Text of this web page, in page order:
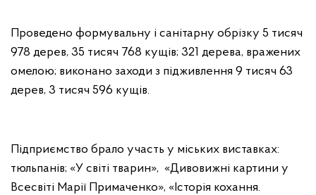
Проведено формувальну і санітарну обрізку 5 тисяч
978 дерев, 35 тисяч 768 кущів; 321 дерева, вражених
омелою; виконано заходи з підживлення 9 тисяч 63
дерев, 3 тисяч 596 кущів.
Підприємство брало участь у міських виставках:
тюльпанів; «У світі тварин», «Дивовижні картини у
Всесвіті Марії Примаченко», «Історія кохання.